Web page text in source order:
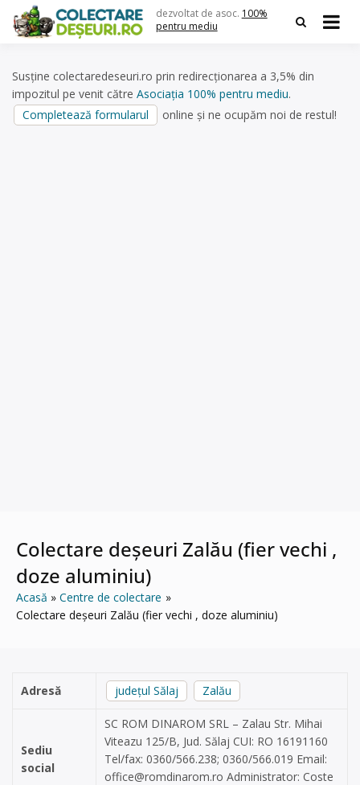
content
dezvoltat de asoc. 100%
pentru mediu
Susține colectaredeseuri.ro prin redirecționarea a 3,5% din
impozitul pe venit către Asociația 100% pentru mediu.
Completează formularul
online și ne ocupăm noi de restul!
Colectare deșeuri Zalău (fier vechi ,
doze aluminiu)
Acasă
Centre de colectare
Colectare deșeuri Zalău (fier vechi , doze aluminiu)
Adresă județul Sălaj Zalău
Sediu
social
SC ROM DINAROM SRL – Zalau Str. Mihai
Viteazu 125/B, Jud. Sălaj CUI: RO 16191160
Tel/fax: 0360/566.238; 0360/566.019 Email:
office@romdinarom.ro Administrator: Coste